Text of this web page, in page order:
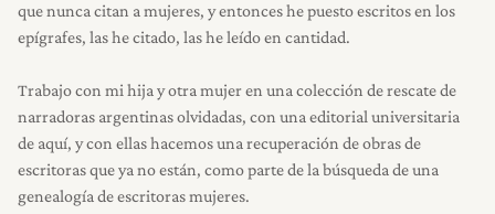
que nunca citan a mujeres, y entonces he puesto escritos en los
epígrafes, las he citado, las he leído en cantidad.
Trabajo con mi hija y otra mujer en una colección de rescate de
narradoras argentinas olvidadas, con una editorial universitaria
de aquí, y con ellas hacemos una recuperación de obras de
escritoras que ya no están, como parte de la búsqueda de una
genealogía de escritoras mujeres.